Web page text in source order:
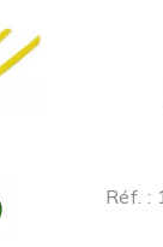
Réf. :